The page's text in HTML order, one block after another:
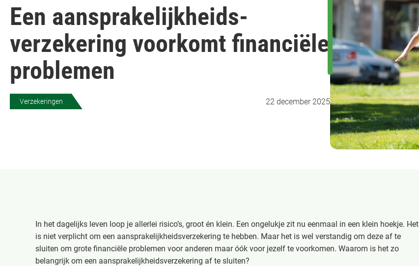
Een aansprakelijkheids-
verzekering voorkomt financiële
problemen
Verzekeringen 22 december 2025
In het dagelijks leven loop je allerlei risico’s, groot én klein. Een ongelukje zit nu eenmaal in een klein hoekje. Het
is niet verplicht om een aansprakelijkheidsverzekering te hebben. Maar het is wel verstandig om deze af te
sluiten om grote financiële problemen voor anderen maar óók voor jezelf te voorkomen. Waarom is het zo
belangrijk om een aansprakelijkheidsverzekering af te sluiten?